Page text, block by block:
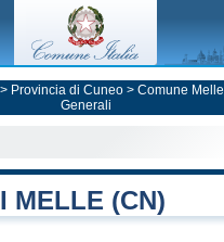
> Provincia di Cuneo> Comune Melle
Generali
MELLE (CN)